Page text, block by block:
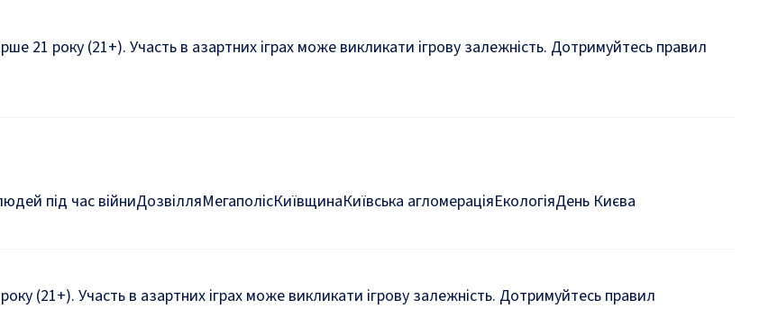
21 року (21+). Участь в азартних іграх може викликати ігрову залежність. Дотримуйтесь правил
під час війниДозвілляМегаполісКиївщинаКиївська агломераціяЕкологіяДень Києва
(21+). Участь в азартних іграх може викликати ігрову залежність. Дотримуйтесь правил